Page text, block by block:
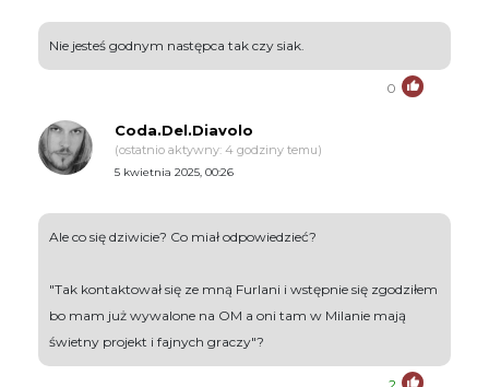
Nie jesteś godnym następca tak czy siak.
0
Coda.Del.Diavolo
(ostatnio aktywny: 4 godziny temu)
5 kwietnia 2025, 00:26
Ale co się dziwicie? Co miał odpowiedzieć?
"Tak kontaktował się ze mną Furlani i wstępnie się zgodziłem
bo mam już wywalone na OM a oni tam w Milanie mają
świetny projekt i fajnych graczy"?